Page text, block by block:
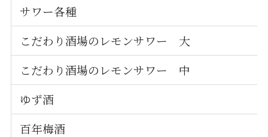
サワー各種
こだわり酒場のレモンサワー 大
こだわり酒場のレモンサワー 中
ゆず酒
百年梅酒